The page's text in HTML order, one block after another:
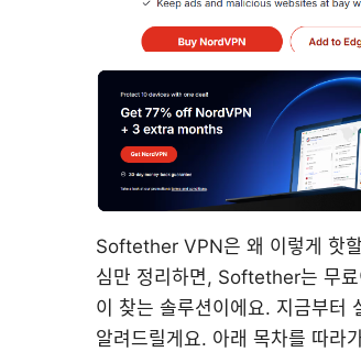
Softether VPN은 왜 이렇게 핫
심만 정리하면, Softether는 무료
이 찾는 솔루션이에요. 지금부
알려드릴게요. 아래 목차를 따라